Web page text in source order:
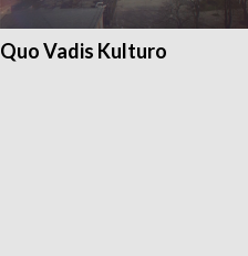
Quo Vadis Kulturo